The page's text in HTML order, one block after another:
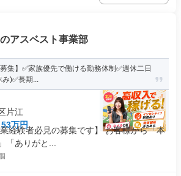
アスベスト事業部
集】✅家族優先で働ける勤務体制✅週休二日
)✅長期...
片江
万円
経験者必見の募集です】 お客様から「本
「ありがと...